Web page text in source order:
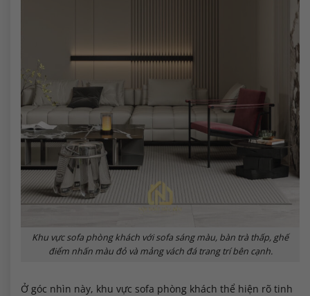
Khu vực sofa phòng khách với sofa sáng màu, bàn trà thấp, ghế
điểm nhấn màu đỏ và mảng vách đá trang trí bên cạnh.
Ở góc nhìn này, khu vực sofa phòng khách thể hiện rõ tinh